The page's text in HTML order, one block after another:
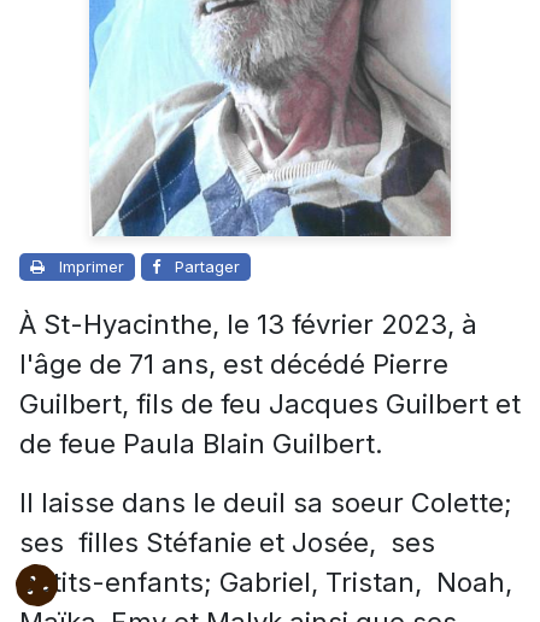
Imprimer Partager
À St-Hyacinthe, le 13 février 2023, à
l'âge de 71 ans, est décédé Pierre
Guilbert, fils de feu Jacques Guilbert et
de feue Paula Blain Guilbert.
Il laisse dans le deuil sa soeur Colette;
ses filles Stéfanie et Josée, ses
petits-enfants; Gabriel, Tristan, Noah,